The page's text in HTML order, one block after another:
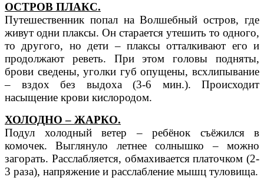
ОСТРОВ ПЛАКС.
Путешественник попал на Волшебный остров, где
живут одни плаксы. Он старается утешить то одного,
то другого, но дети – плаксы отталкивают его и
продолжают реветь. При этом головы подняты,
брови сведены, уголки губ опущены, всхлипывание
– вздох без выдоха (3-6 мин.). Происходит
насыщение крови кислородом.
ХОЛОДНО – ЖАРКО.
Подул холодный ветер – ребёнок съёжился в
комочек. Выглянуло летнее солнышко – можно
загорать. Расслабляется, обмахивается платочком (2-
3 раза), напряжение и расслабление мышц туловища.